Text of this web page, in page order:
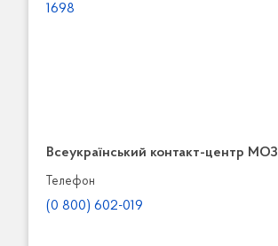
1698
Всеукраїнський контакт-центр МОЗ
Телефон
(0 800) 602-019